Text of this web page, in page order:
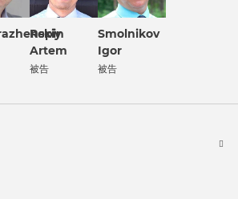
Repin
Artem
被告
Smolnikov
Igor
被告